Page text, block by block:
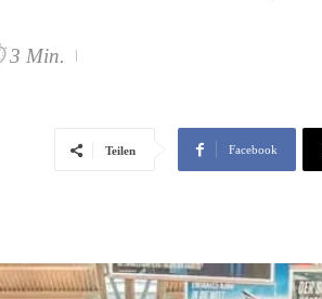
3 Min.
Teilen Facebook